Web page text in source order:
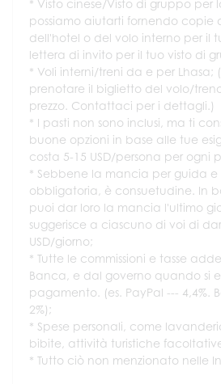
Visto cinese/Visto di gruppo per
possiamo aiutarti fornendo copie
dell'hotel o del volo interno per il
lettera di invito per il tuo visto di
Voli interni/treni da e per Lhasa;
prenotare il biglietto del volo/
prezzo. Contattaci per i dettagli.)
I pasti non sono inclusi, ma ti
buone opzioni in base alle tue
costa 5-15 USD/persona per ogni
Sebbene la mancia per guida e
obbligatoria, è consuetudine. In
puoi dar loro la mancia l'ultimo
suggerisce a ciascuno di voi di
USD/giorno;
Tutte le commissioni e tasse
Banca, e dal governo quando si
pagamento. (es. PayPal --- 4,4%.
2%);
Spese personali, come
bibite, attività turistiche
Tutto ciò non menzionato nelle